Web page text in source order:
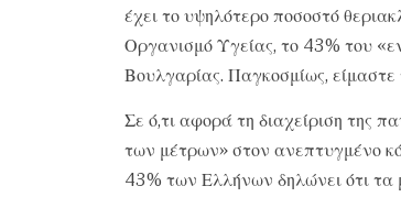
έχει το υψηλότερο ποσοστό
Οργανισμό Υγείας, το 43% του
Βουλγαρίας. Παγκοσμίως, είμαστε
Σε ό,τι αφορά τη διαχείριση της
των μέτρων» στον ανεπτυγμένο
43% των Ελλήνων δηλώνει ότι